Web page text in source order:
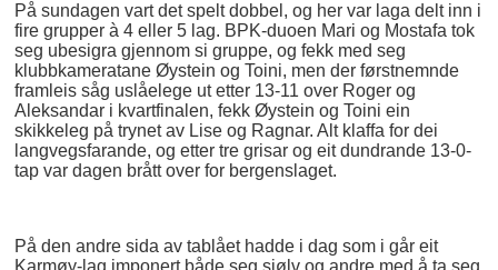
På sundagen vart det spelt dobbel, og her var laga delt inn i
fire grupper à 4 eller 5 lag. BPK-duoen Mari og Mostafa tok
seg ubesigra gjennom si gruppe, og fekk med seg
klubbkameratane Øystein og Toini, men der førstnemnde
framleis såg uslåelege ut etter 13-11 over Roger og
Aleksandar i kvartfinalen, fekk Øystein og Toini ein
skikkeleg på trynet av Lise og Ragnar. Alt klaffa for dei
langvegsfarande, og etter tre grisar og eit dundrande 13-0-
tap var dagen brått over for bergenslaget.
På den andre sida av tablået hadde i dag som i går eit
Karmøy-lag imponert både seg sjølv og andre med å ta seg